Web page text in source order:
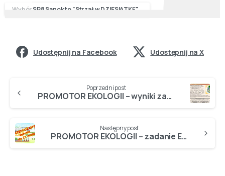
Wybór SP8 Sanok to "Strzał w DZIESIĄTKĘ"...
Udostępnij na Facebook Udostępnij na X
Poprzedni post
PROMOTOR EKOLOGII – wyniki zadania EKO 4 – „MAGNOLIA z recyklingu”…
Następny post
PROMOTOR EKOLOGII – zadanie EKO 5 – „WIOSENNY ekoOGRODNIK” – przedłużamy termin oddania prac do 13 maja…